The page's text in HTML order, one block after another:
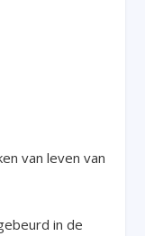
van leven van
in de